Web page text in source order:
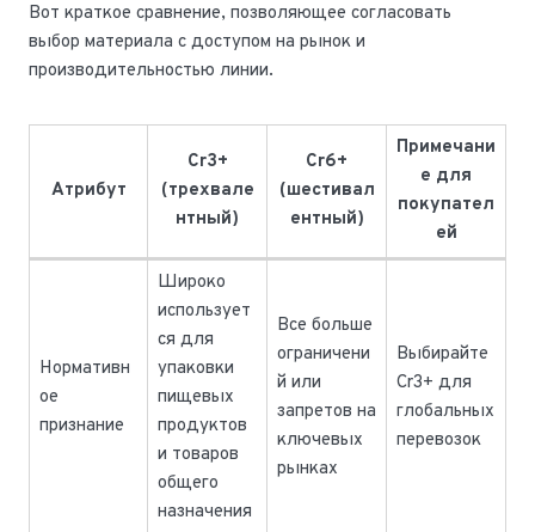
Вот краткое сравнение, позволяющее согласовать
выбор материала с доступом на рынок и
производительностью линии.
Атрибут
Cr3+
(трехвале
нтный)
Cr6+
(шестивал
ентный)
Примечани
е для
покупател
ей
Нормативн
ое
признание
Широко
использует
ся для
упаковки
пищевых
продуктов
и товаров
общего
назначения
Все больше
ограничени
й или
запретов на
ключевых
рынках
Выбирайте
Cr3+ для
глобальных
перевозок